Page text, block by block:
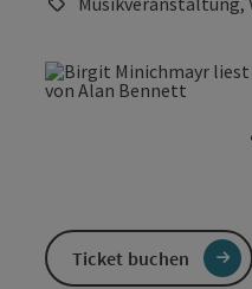
Ticket buchen